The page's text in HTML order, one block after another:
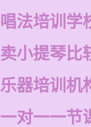
法培训学
小提琴比
器培训机
对一一节